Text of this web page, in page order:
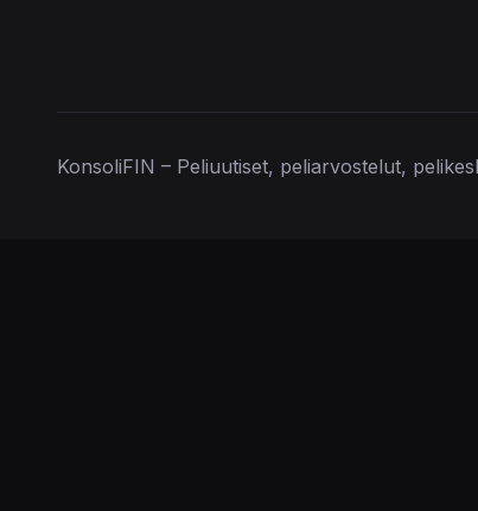
KonsoliFIN – Peliuutiset, peliarvostelut,